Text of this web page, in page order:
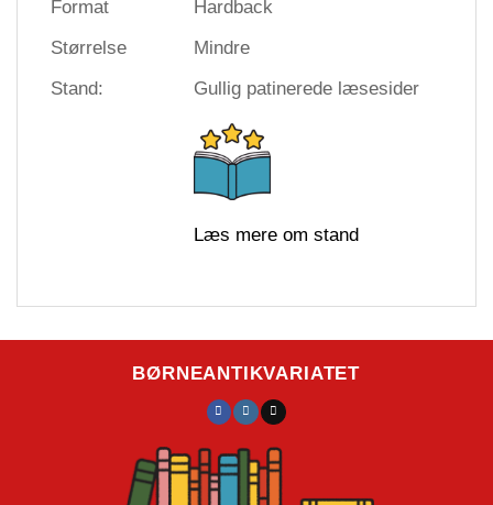
Format
Hardback
Størrelse
Mindre
Stand:
Gullig patinerede læsesider
Læs mere om stand
BØRNEANTIKVARIATET